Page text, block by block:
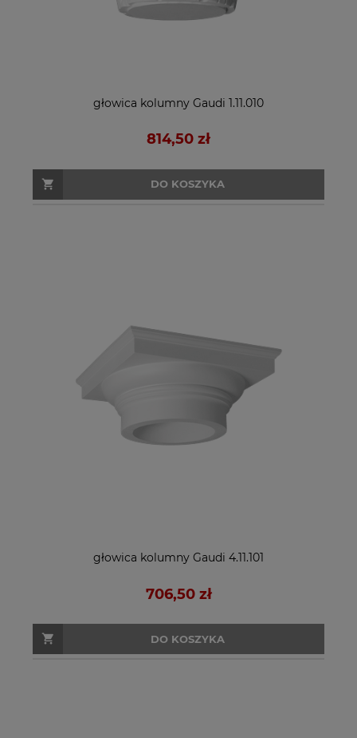
głowica kolumny Gaudi 1.11.010
814,50 zł
DO KOSZYKA
głowica kolumny Gaudi 4.11.101
706,50 zł
DO KOSZYKA